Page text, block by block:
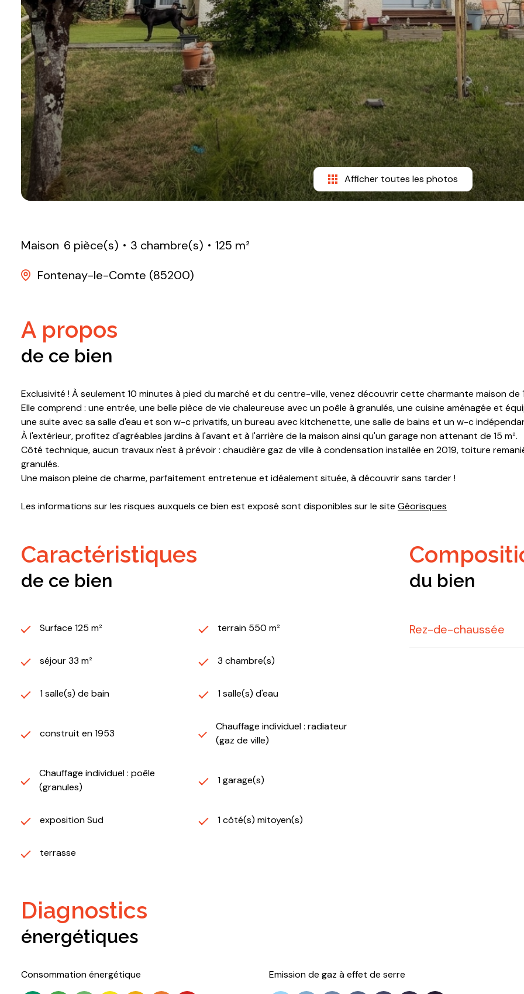
Afficher toutes les photos
Maison 6 pièce(s) 3 chambre(s)
125 m²
Fontenay-le-Comte (85200)
a propos
de ce bien
Exclusivité ! À seulement 10 minutes à pied du marché et du centre-ville, venez découvrir cette charmante maison de
Elle comprend : une entrée, une belle pièce de vie chaleureuse avec un poêle à granulés, une cuisine aménagée et
une suite avec sa salle d'eau et son w-c privatifs, un bureau avec kitchenette, une salle de bains et un w-c
À l'extérieur, profitez d'agréables jardins à l'avant et à l'arrière de la maison ainsi qu'un garage non attenant de 15 m².
Côté technique, aucun travaux n'est à prévoir : chaudière gaz de ville à condensation installée en 2019, toiture
granulés.
Une maison pleine de charme, parfaitement entretenue et idéalement située, à découvrir sans tarder !
Les informations sur les risques auxquels ce bien est exposé sont disponibles sur le site Géorisques
caractéristiques
de ce bien
Surface 125 m² terrain 550 m²
séjour 33 m² 3 chambre(s)
1 salle(s) de bain 1 salle(s) d'eau
construit en 1953
Chauffage individuel : radiateur
(gaz de ville)
Chauffage individuel : poêle
(granules)
1 garage(s)
exposition Sud 1 côté(s) mitoyen(s)
terrasse
du bien
Rez-de-chaussée
diagnostics
énergétiques
Consommation énergétique Emission de gaz à effet de serre